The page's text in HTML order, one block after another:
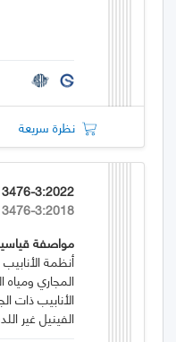
نظرة سريعة
3:2022
3:2018
مواصفة
أنظمة
المجاري
الأنابيب ذات